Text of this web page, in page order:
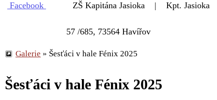
Facebook ZŠ Kapitána Jasioka | Kpt. Jasioka
57 /685, 73564 Havířov
Galerie » Šesťáci v hale Fénix 2025
Šesťáci v hale Fénix 2025